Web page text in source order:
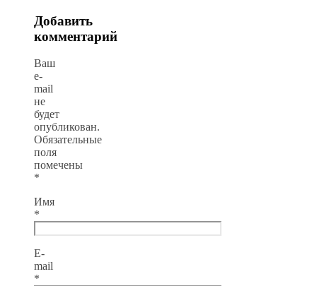
Добавить
комментарий
Ваш
e-
mail
не
будет
опубликован.
Обязательные
поля
помечены
*
Имя
*
E-
mail
*